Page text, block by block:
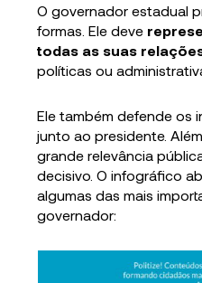
O governador estadual
formas. Ele deve
todas as suas
políticas ou
Ele também defende os
junto ao presidente.
grande relevância
decisivo. O infográfico
algumas das mais
governador: